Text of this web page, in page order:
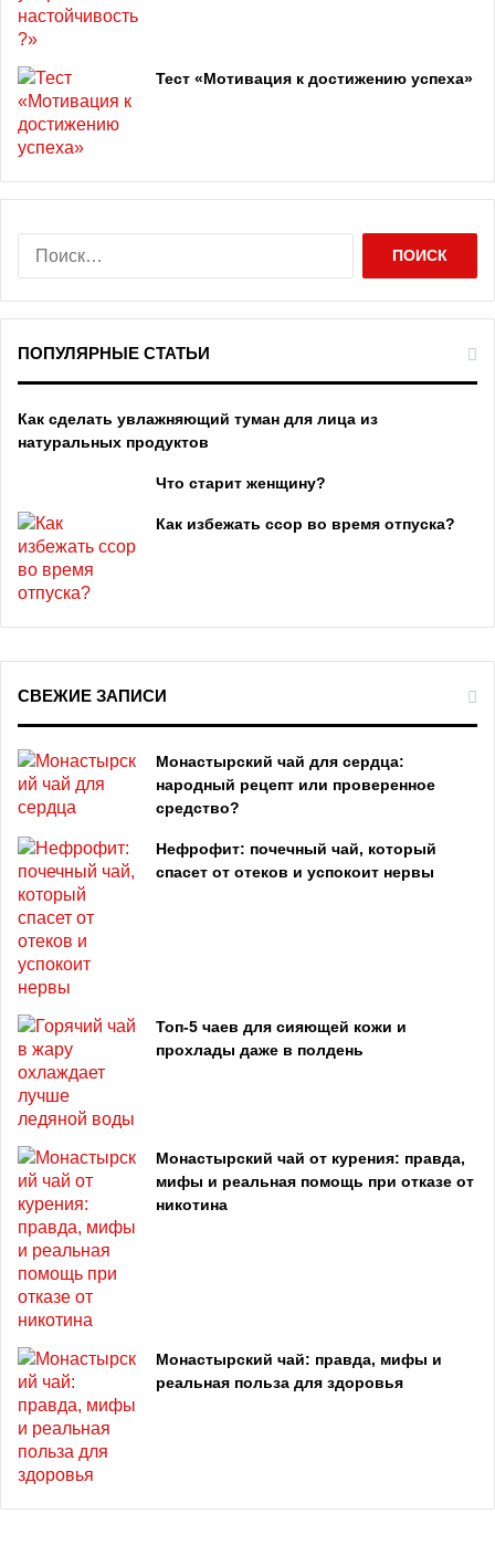
Тест «Мотивация к достижению успеха»
т
ПОПУЛЯРНЫЕ СТАТЬИ
Как сделать увлажняющий туман для лица из
натуральных продуктов
Что старит женщину?
Как избежать ссор во время отпуска?
СВЕЖИЕ ЗАПИСИ
Монастырский чай для сердца:
народный рецепт или проверенное
средство?
Нефрофит: почечный чай, который
спасет от отеков и успокоит нервы
Топ‑5 чаев для сияющей кожи и
прохлады даже в полдень
Монастырский чай от курения: правда,
мифы и реальная помощь при отказе от
никотина
Монастырский чай: правда, мифы и
реальная польза для здоровья